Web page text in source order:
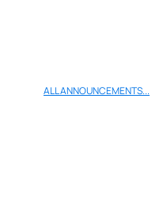
ALL ANNOUNCEMENTS...